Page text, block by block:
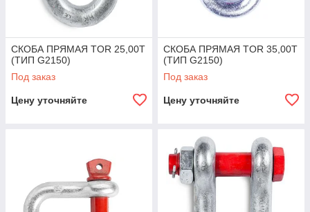
СКОБА ПРЯМАЯ TOR 25,00Т
(ТИП G2150)
Под заказ
Цену уточняйте
СКОБА ПРЯМАЯ TOR 35,00Т
(ТИП G2150)
Под заказ
Цену уточняйте